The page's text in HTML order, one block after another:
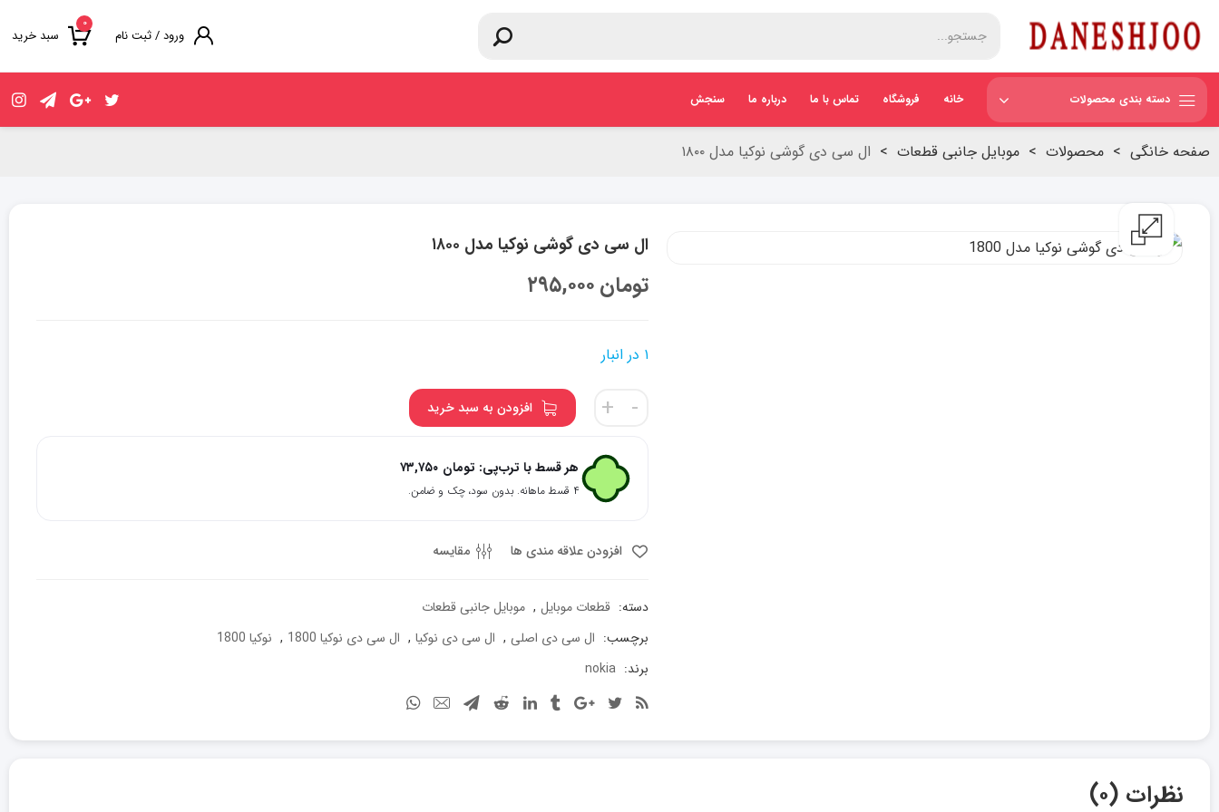
۰
سبد خرید ورود / ثبت نام
دسته بندی محصولات خانه فروشگاه تماس با ما درباره ما سنجش
صفحه خانگی > محصولات > موبایل جانبی قطعات > ال سی دی گوشی نوکیا مدل ۱۸۰۰
ال سی دی گوشی نوکیا مدل ۱۸۰۰
۲۹۵,۰۰۰تومان
۱ در انبار
-
سی
گوشی
نوکیا
مدل
عدد
+ افزودن به سبد خرید
هر قسط با ترب‌پی: ۷۳,۷۵۰ تومان
۴ قسط ماهانه. بدون سود، چک و ضامن.
افزودن علاقه مندی ها مقایسه
دسته: قطعات موبایل , موبایل جانبی قطعات
برچسب: ال سی دی اصلی , ال سی دی نوکیا , ال سی دی نوکیا 1800 , نوکیا 1800
برند: nokia
نظرات (۰)